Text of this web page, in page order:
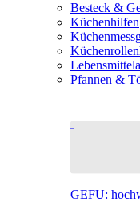
Besteck &
Küchenhilfen
Pfannen &
GEFU: